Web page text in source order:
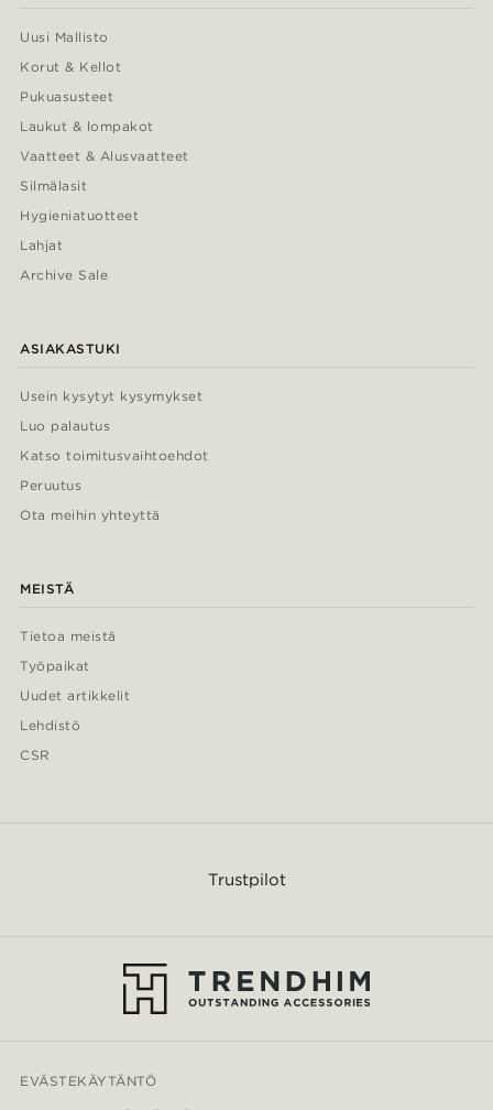
Uusi Mallisto
Korut & Kellot
Pukuasusteet
Laukut & lompakot
Vaatteet & Alusvaatteet
Silmälasit
Hygieniatuotteet
Lahjat
Archive Sale
ASIAKASTUKI
Usein kysytyt kysymykset
Luo palautus
Katso toimitusvaihtoehdot
Peruutus
Ota meihin yhteyttä
MEISTÄ
Tietoa meistä
Työpaikat
Uudet artikkelit
Lehdistö
CSR
Trustpilot
EVÄSTEKÄYTÄNTÖ